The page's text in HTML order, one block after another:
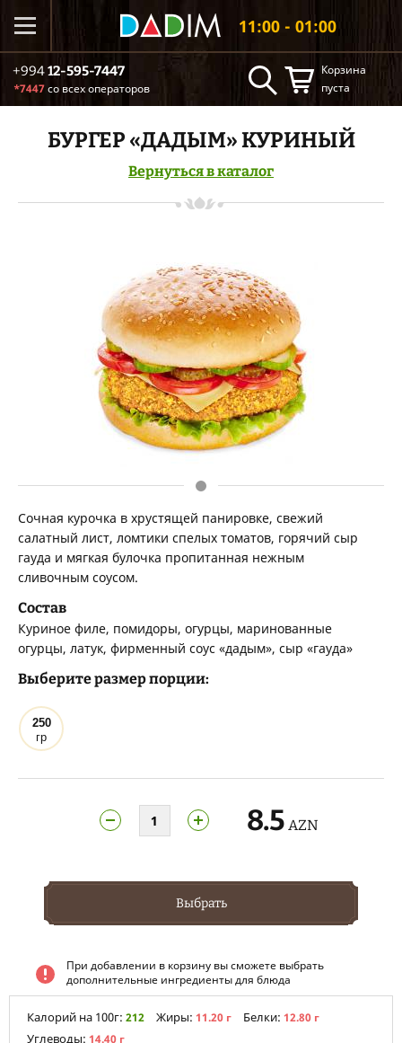
+99412-595-7447
*7447со всех операторов
11:00 - 01:00
Корзина
пуста
БУРГЕР «ДАДЫМ» КУРИНЫЙ
Вернуться в каталог
Сочная курочка в хрустящей панировке, свежий
салатный лист, ломтики спелых томатов, горячий сыр
гауда и мягкая булочка пропитанная нежным
сливочным соусом.
Состав
Куриное филе, помидоры, огурцы, маринованные
огурцы, латук, фирменный соус «дадым», сыр «гауда»
Выберите размер порции:
250
гр
8.5 AZN
Выбрать
При добавлении в корзину вы сможете выбрать
дополнительные ингредиенты для блюда
Калорий на 100г: 212 Жиры: 11.20 г Белки: 12.80 г
Углеводы: 14.40 г